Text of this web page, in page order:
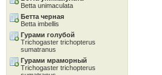
Betta unimaculata
Бетта черная
Betta imbellis
Гурами голубой
Trichogaster trichopterus
sumatranus
Гурами мраморный
Trichogaster trichopterus